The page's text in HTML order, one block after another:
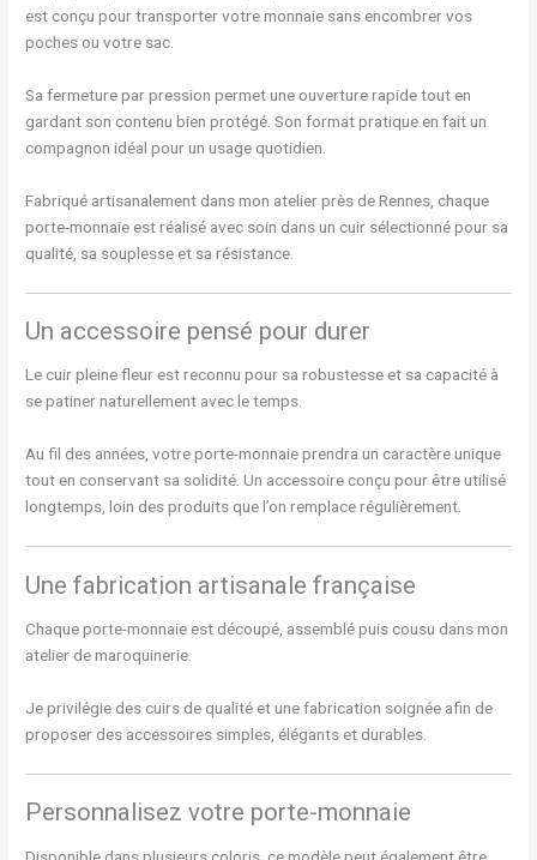
est conçu pour transporter votre monnaie sans encombrer vos
poches ou votre sac.
Sa fermeture par pression permet une ouverture rapide tout en
gardant son contenu bien protégé. Son format pratique en fait un
compagnon idéal pour un usage quotidien.
Fabriqué artisanalement dans mon atelier près de Rennes, chaque
porte-monnaie est réalisé avec soin dans un cuir sélectionné pour sa
qualité, sa souplesse et sa résistance.
Un accessoire pensé pour durer
Le cuir pleine fleur est reconnu pour sa robustesse et sa capacité à
se patiner naturellement avec le temps.
Au fil des années, votre porte-monnaie prendra un caractère unique
tout en conservant sa solidité. Un accessoire conçu pour être utilisé
longtemps, loin des produits que l’on remplace régulièrement.
Une fabrication artisanale française
Chaque porte-monnaie est découpé, assemblé puis cousu dans mon
atelier de maroquinerie.
Je privilégie des cuirs de qualité et une fabrication soignée afin de
proposer des accessoires simples, élégants et durables.
Personnalisez votre porte-monnaie
Disponible dans plusieurs coloris, ce modèle peut également être